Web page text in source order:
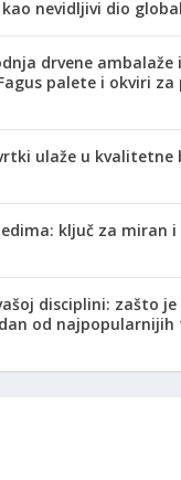
nevidljivi dio
drvene ambalaže
palete i okviri za
ulaže u kvalitetne
ključ za miran
disciplini: zašto
od